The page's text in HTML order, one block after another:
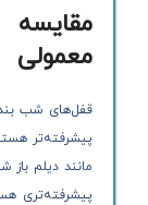
معمولی
قفل‌های شب بند
پیشرفته‌تر
مانند دیلم
پیشرفته‌تری